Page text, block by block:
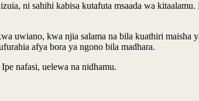
ni sahihi kabisa kutafuta msaada wa
uwiano, kwa njia salama na bila kuathiri
afya bora ya ngono bila madhara.
nafasi, uelewa na nidhamu.